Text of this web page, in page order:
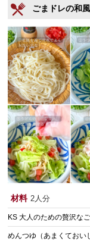
ごまドレの和
材料 2人分
KS 大人のための贅沢な
めんつゆ（あまくておい